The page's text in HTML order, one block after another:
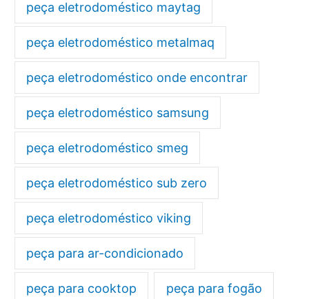
peça eletrodoméstico maytag
peça eletrodoméstico metalmaq
peça eletrodoméstico onde encontrar
peça eletrodoméstico samsung
peça eletrodoméstico smeg
peça eletrodoméstico sub zero
peça eletrodoméstico viking
peça para ar-condicionado
peça para cooktop peça para fogão